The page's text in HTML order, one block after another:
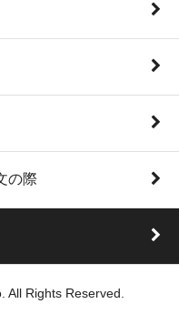
の際
Rights Reserved.